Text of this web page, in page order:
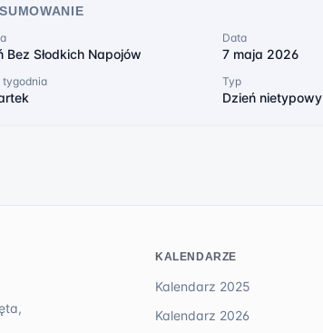
Bez Słodkich Napojów
Data
7 maja 2026
tygodnia Typ
Dzień nietypowy
KALENDARZE
Kalendarz 2025
Kalendarz 2026